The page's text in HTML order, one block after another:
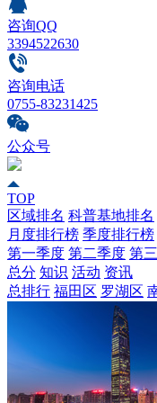
咨询QQ
3394522630
咨询电话
0755-83231425
公众号
TOP
区域排名 科普基地排名
月度排行榜 季度排行榜
第一季度 第二季度 第
总分 知识 活动 资讯
总排行 福田区 罗湖区